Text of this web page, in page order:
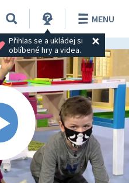
Přihlas se a ukládej si
oblíbené hry a videa.
MENU